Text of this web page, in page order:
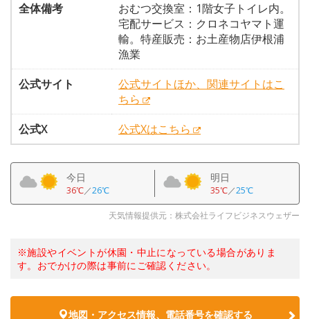
全体備考
おむつ交換室：1階女子トイレ内。
宅配サービス：クロネコヤマト運
輸。特産販売：お土産物店伊根浦
漁業
公式サイト
公式サイトほか、関連サイトはこ
ちら
公式X
公式Xはこちら
今日
36℃／26℃
明日
35℃／25℃
天気情報提供元：株式会社ライフビジネスウェザー
※施設やイベントが休園・中止になっている場合がありま
す。おでかけの際は事前にご確認ください。
地図・アクセス情報、電話番号を確認する